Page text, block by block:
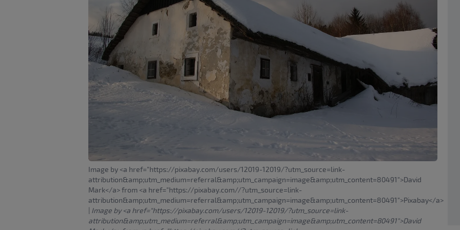
Image by <a href="https://pixabay.com/users/12019-12019/?utm_source=link-
attribution&amp;utm_medium=referral&amp;utm_campaign=image&amp;utm_content=80491">David
Mark</a> from <a href="https://pixabay.com//?utm_source=link-
attribution&amp;utm_medium=referral&amp;utm_campaign=image&amp;utm_content=80491">Pixabay</a>
| Image by <a href="https://pixabay.com/users/12019-12019/?utm_source=link-
attribution&amp;utm_medium=referral&amp;utm_campaign=image&amp;utm_content=80491">David